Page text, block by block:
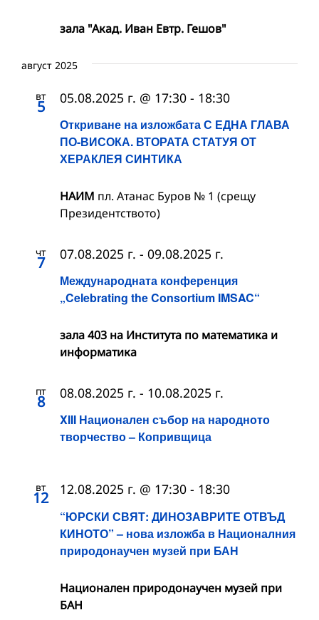
зала "Акад. Иван Евтр. Гешов"
август 2025
вт
5
Откриване на изложбата С ЕДНА ГЛАВА
ПО-ВИСОКА. ВТОРАТА СТАТУЯ ОТ
ХЕРАКЛЕЯ СИНТИКА
05.08.2025 г. @ 17:30 - 18:30
НАИМ пл. Атанас Буров № 1 (срещу
Президентството)
чт
7
Международната конференция
„Celebrating the Consortium IMSAC“
07.08.2025 г. - 09.08.2025 г.
зала 403 на Института по математика и
информатика
пт
8
XIII Национален събор на народното
творчество – Копривщица
08.08.2025 г. - 10.08.2025 г.
вт
12
“ЮРСКИ СВЯТ: ДИНОЗАВРИТЕ ОТВЪД
КИНОТО” – нова изложба в Националния
природонаучен музей при БАН
12.08.2025 г. @ 17:30 - 18:30
Национален природонаучен музей при
БАН